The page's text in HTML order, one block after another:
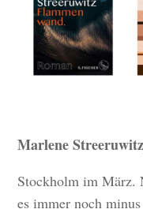
Marlene
Stockholm im März.
es immer noch